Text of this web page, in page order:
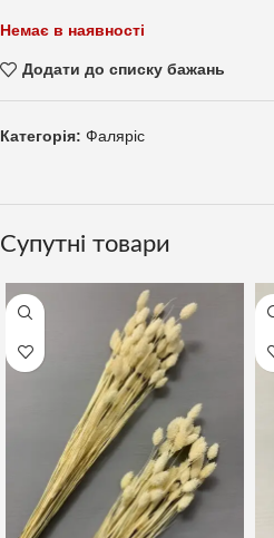
Немає в наявності
Додати до списку бажань
Категорія: Фаляріс
Супутні товари